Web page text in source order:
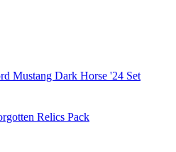
Mustang Dark Horse '24 Set
Relics Pack